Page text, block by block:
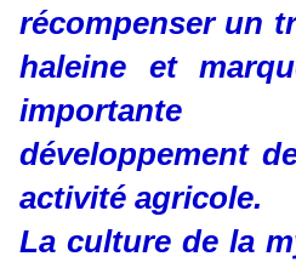
récompenser un
haleine et
développement
activité agricole.
La culture de la